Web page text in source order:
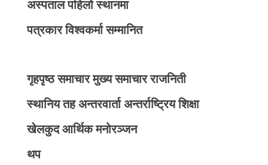
अस्पताल पहिलो स्थानमा
पत्रकार विश्वकर्मा सम्मानित
गृहपृष्ठ समाचार मुख्य समाचार राजनिती
स्थानिय तह अन्तरवार्ता अन्तर्राष्ट्रिय शिक्षा
खेलकुद आर्थिक मनोरञ्जन
थप